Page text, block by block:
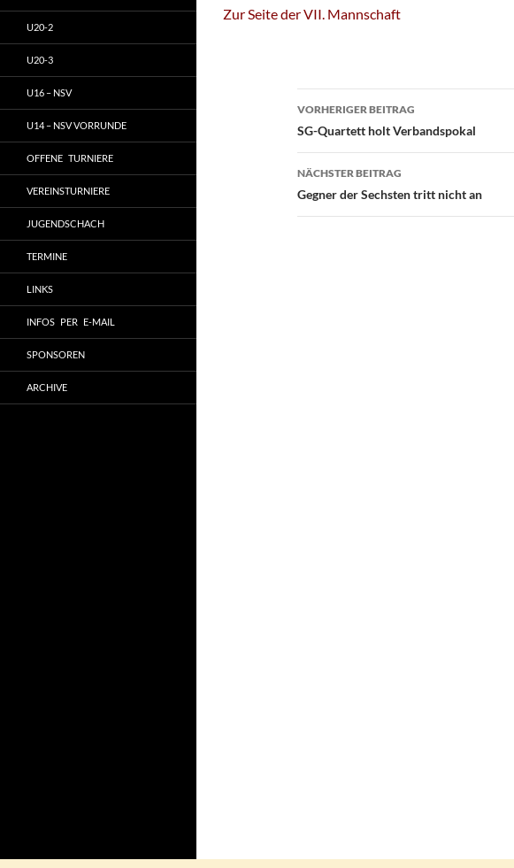
Zur Seite der VII. Mannschaft
Beitragsnavigation
VORHERIGER BEITRAG
SG-Quartett holt Verbandspokal
NÄCHSTER BEITRAG
Gegner der Sechsten tritt nicht an
U20-2
U20-3
U16 – NSV
U14 – NSV VORRUNDE
OFFENE TURNIERE
VEREINSTURNIERE
JUGENDSCHACH
TERMINE
LINKS
INFOS PER E-MAIL
SPONSOREN
ARCHIVE